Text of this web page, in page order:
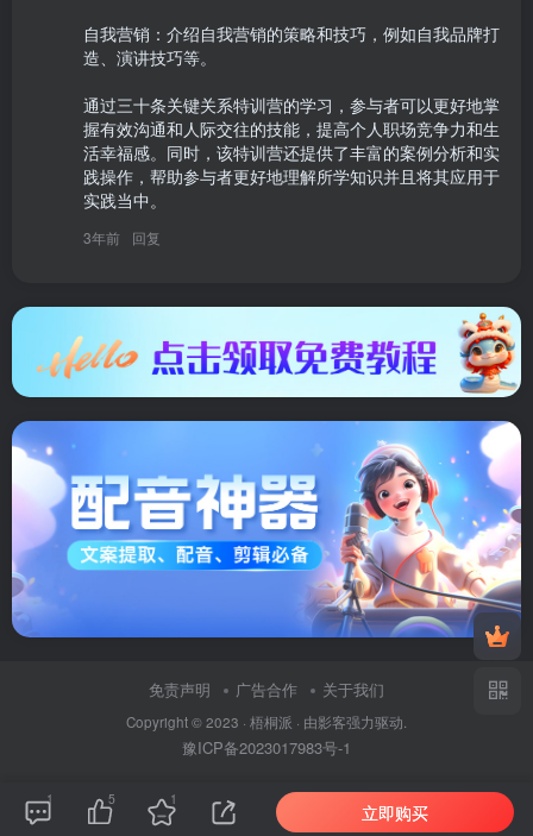
自我营销：介绍自我营销的策略和技巧，例如自我品牌打
造、演讲技巧等。
通过三十条关键关系特训营的学习，参与者可以更好地掌
握有效沟通和人际交往的技能，提高个人职场竞争力和生
活幸福感。同时，该特训营还提供了丰富的案例分析和实
践操作，帮助参与者更好地理解所学知识并且将其应用于
实践当中。
3年前 回复
免责声明 广告合作 关于我们
Copyright © 2023 · 梧桐派 · 由影客强力驱动.
豫ICP备2023017983号-1
1 5 1
立即购买